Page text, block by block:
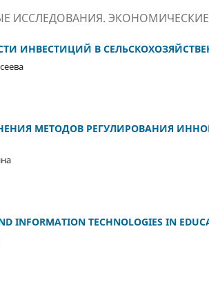
ИССЛЕДОВАНИЯ.
ИНВЕСТИЦИЙ В
МЕТОДОВ РЕГУЛИРОВАНИЯ
INFORMATION TECHNOLOGIES IN